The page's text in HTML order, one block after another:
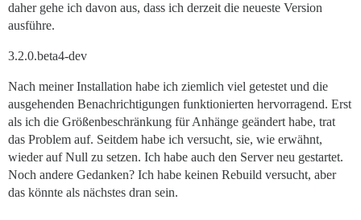
daher gehe ich davon aus, dass ich derzeit die neueste Version
ausführe.
3.2.0.beta4-dev
Nach meiner Installation habe ich ziemlich viel getestet und die
ausgehenden Benachrichtigungen funktionierten hervorragend. Erst
als ich die Größenbeschränkung für Anhänge geändert habe, trat
das Problem auf. Seitdem habe ich versucht, sie, wie erwähnt,
wieder auf Null zu setzen. Ich habe auch den Server neu gestartet.
Noch andere Gedanken? Ich habe keinen Rebuild versucht, aber
das könnte als nächstes dran sein.